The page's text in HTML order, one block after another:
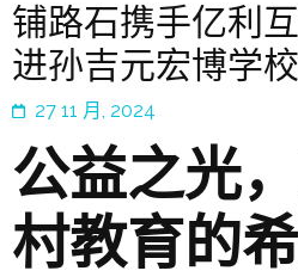
铺路石携手亿利
进孙吉元宏博学校
27 11 月, 2024
公益之光
村教育的